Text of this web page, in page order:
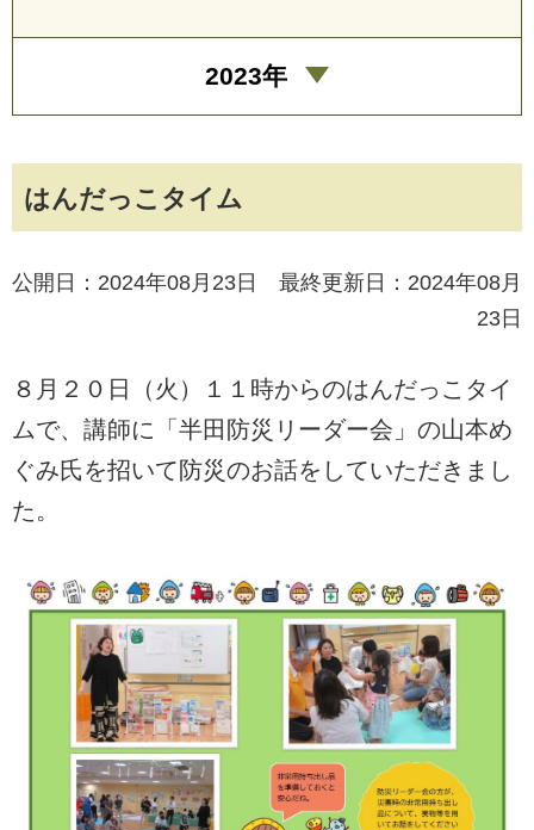
はんだっこタイム
公開日：2024年08月23日 最終更新日：2024年08月
23日
８月２０日（火）１１時からのはんだっこタイ
ムで、講師に「半田防災リーダー会」の山本め
ぐみ氏を招いて防災のお話をしていただきまし
た。
2023年